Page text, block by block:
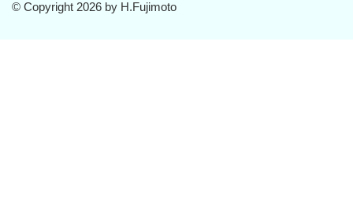
© Copyright 2026 by H.Fujimoto